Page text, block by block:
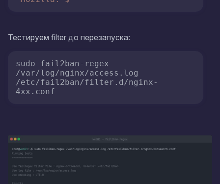
Тестируем filter до перезапуска:
sudo fail2ban-regex
/var/log/nginx/access.log
/etc/fail2ban/filter.d/nginx-
4xx.conf